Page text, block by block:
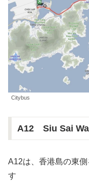
Citybus
A12 Siu Sai
A12は、香港島の東
す